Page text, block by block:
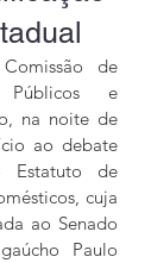
de
Públicos e
na noite de
ao debate
Estatuto de
cuja
ao Senado
Paulo